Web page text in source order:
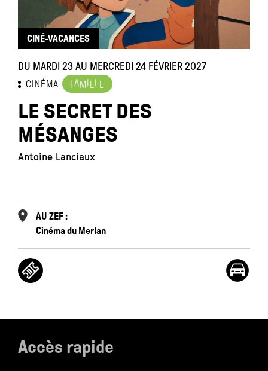
CINÉ-VACANCES
DU MARDI 23 AU MERCREDI 24 FÉVRIER 2027
CINÉMA FAM E
LE SECRET DES
MÉSANGES
Antoine Lanciaux
AU ZEF :
Cinéma du Merlan
Accès rapide